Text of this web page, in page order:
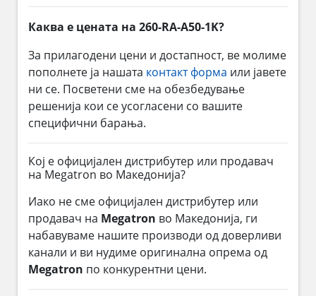
Каква е цената на 260-RA-A50-1K?
За прилагодени цени и достапност, ве молиме
пополнете ја нашата контакт форма или јавете
ни се. Посветени сме на обезбедување
решенија кои се усогласени со вашите
специфични барања.
Кој е официјален дистрибутер или продавач
на Megatron во Македонија?
Иако не сме официјален дистрибутер или
продавач на Megatron во Македонија, ги
набавуваме нашите производи од доверливи
канали и ви нудиме оригинална опрема од
Megatron по конкурентни цени.